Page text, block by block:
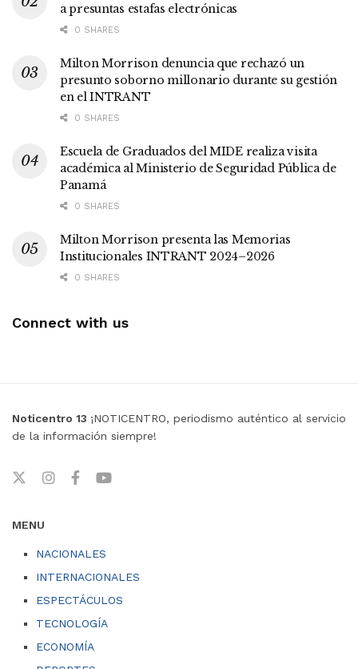
a presuntas estafas electrónicas
0 SHARES
Milton Morrison denuncia que rechazó un
presunto soborno millonario durante su gestión
en el INTRANT
0 SHARES
Escuela de Graduados del MIDE realiza visita
académica al Ministerio de Seguridad Pública de
Panamá
0 SHARES
Milton Morrison presenta las Memorias
Institucionales INTRANT 2024–2026
0 SHARES
Connect with us
Noticentro 13 ¡NOTICENTRO, periodismo auténtico al servicio
de la información siempre!
MENU
NACIONALES
INTERNACIONALES
ESPECTÁCULOS
TECNOLOGÍA
ECONOMÍA